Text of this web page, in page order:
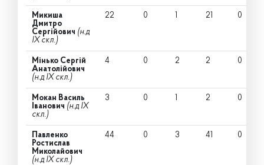
Микиша
Дмитро
Сергійович (н.д
IX скл.)
22 0 1 21 0
Мінько Сергій
Анатолійович
(н.д IX скл.)
4 0 2 2 0
Мокан Василь
Іванович (н.д IX
скл.)
3 0 1 2 0
Павленко
Ростислав
Миколайович
(н.д IX скл.)
44 0 3 41 0